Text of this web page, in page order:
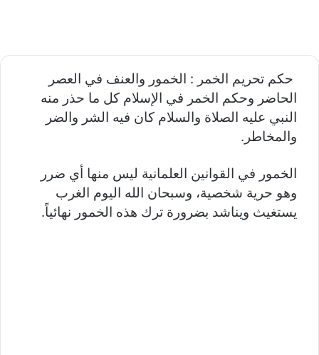
حكم تحريم الخمر : الخمور والعنف في العصر
الحاضر وحكم الخمر في الإسلام كل ما حذر منه
النبي عليه الصلاة والسلام كان فيه الشر والضر
والمخاطر.
الخمور في القوانين العلمانية ليس منها أي ضرر
وهو حرية شخصية، وسبحان الله اليوم الغرب
يستغيث ويناشد بضرورة ترك هذه الخمور نهائياً.